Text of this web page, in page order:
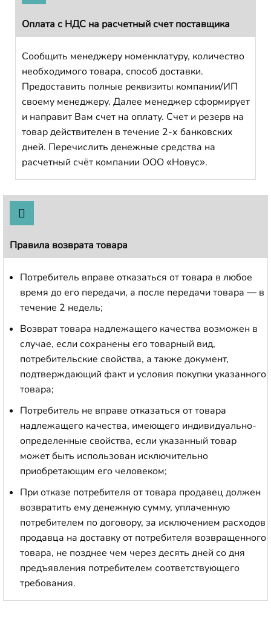
Оплата с НДС на расчетный счет поставщика
Сообщить менеджеру номенклатуру, количество
необходимого товара, способ доставки.
Предоставить полные реквизиты компании/ИП
своему менеджеру. Далее менеджер сформирует
и направит Вам счет на оплату. Счет и резерв на
товар действителен в течение 2-х банковских
дней. Перечислить денежные средства на
расчетный счёт компании ООО «Новус».
Правила возврата товара
Потребитель вправе отказаться от товара в любое
время до его передачи, а после передачи товара — в
течение 2 недель;
Возврат товара надлежащего качества возможен в
случае, если сохранены его товарный вид,
потребительские свойства, а также документ,
подтверждающий факт и условия покупки указанного
товара;
Потребитель не вправе отказаться от товара
надлежащего качества, имеющего индивидуально-
определенные свойства, если указанный товар
может быть использован исключительно
приобретающим его человеком;
При отказе потребителя от товара продавец должен
возвратить ему денежную сумму, уплаченную
потребителем по договору, за исключением расходов
продавца на доставку от потребителя возвращенного
товара, не позднее чем через десять дней со дня
предъявления потребителем соответствующего
требования.